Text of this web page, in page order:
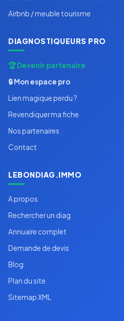
Airbnb / meuble tourisme
DIAGNOSTIQUEURS PRO
🏆 Devenir partenaire
🔒 Mon espace pro
Lien magique perdu ?
Revendiquer ma fiche
Nos partenaires
Contact
LEBONDIAG.IMMO
A propos
Rechercher un diag
Annuaire complet
Demande de devis
Blog
Plan du site
Sitemap XML